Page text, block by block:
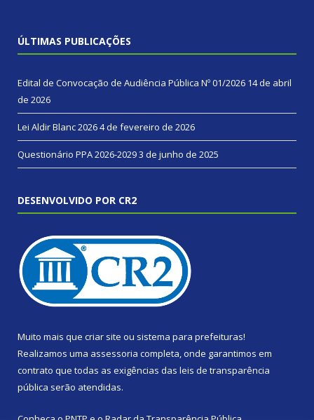
ÚLTIMAS PUBLICAÇÕES
Edital de Convocação de Audiência Pública Nº 01/2026 14 de abril
de 2026
Lei Aldir Blanc 20264 de fevereiro de 2026
Questionário PPA 2026-20293 de junho de 2025
DESENVOLVIDO POR CR2
Muito mais que criar site ou sistema para prefeituras!
Realizamos uma assessoria completa, onde garantimos em
contrato que todas as exigências das leis de transparência
pública serão atendidas.